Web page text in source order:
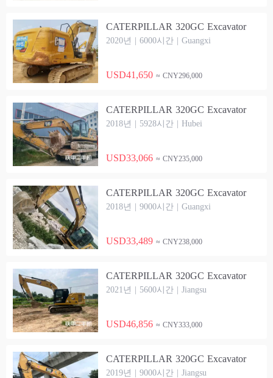
CATERPILLAR 320GC Excavator
2020년 | 6000시간 | Guangxi
USD41,650 ≈ CNY296,000
CATERPILLAR 320GC Excavator
2018년 | 5928시간 | Hubei
USD33,066 ≈ CNY235,000
CATERPILLAR 320GC Excavator
2018년 | 9000시간 | Guangxi
USD33,489 ≈ CNY238,000
CATERPILLAR 320GC Excavator
2021년 | 5600시간 | Jiangsu
USD46,856 ≈ CNY333,000
CATERPILLAR 320GC Excavator
2019년 | 9000시간 | Jiangsu